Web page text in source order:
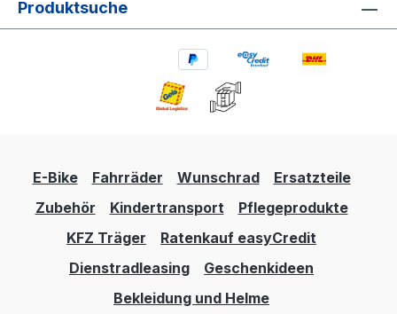
Produktsuche
E-Bike Fahrräder Wunschrad
Ersatzteile
Zubehör
Kindertransport
Pflegeprodukte
KFZ Träger
Ratenkauf easyCredit
Dienstradleasing
Geschenkideen
Bekleidung und Helme